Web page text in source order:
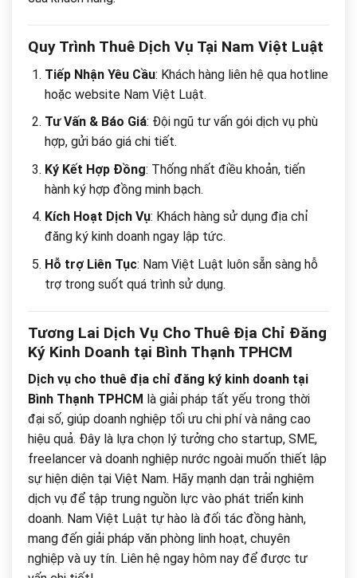
Quy Trình Thuê Dịch Vụ Tại Nam Việt Luật
Tiếp Nhận Yêu Cầu: Khách hàng liên hệ qua hotline
hoặc website Nam Việt Luật.
Tư Vấn & Báo Giá: Đội ngũ tư vấn gói dịch vụ phù
hợp, gửi báo giá chi tiết.
Ký Kết Hợp Đồng: Thống nhất điều khoản, tiến
hành ký hợp đồng minh bạch.
Kích Hoạt Dịch Vụ: Khách hàng sử dụng địa chỉ
đăng ký kinh doanh ngay lập tức.
Hỗ trợ Liên Tục: Nam Việt Luật luôn sẵn sàng hỗ
trợ trong suốt quá trình sử dụng.
Tương Lai Dịch Vụ Cho Thuê Địa Chỉ Đăng
Ký Kinh Doanh tại Bình Thạnh TPHCM
Dịch vụ cho thuê địa chỉ đăng ký kinh doanh tại
Bình Thạnh TPHCM là giải pháp tất yếu trong thời
đại số, giúp doanh nghiệp tối ưu chi phí và nâng cao
hiệu quả. Đây là lựa chọn lý tưởng cho startup, SME,
freelancer và doanh nghiệp nước ngoài muốn thiết lập
sự hiện diện tại Việt Nam. Hãy mạnh dạn trải nghiệm
dịch vụ để tập trung nguồn lực vào phát triển kinh
doanh. Nam Việt Luật tự hào là đối tác đồng hành,
mang đến giải pháp văn phòng linh hoạt, chuyên
nghiệp và uy tín. Liên hệ ngay hôm nay để được tư